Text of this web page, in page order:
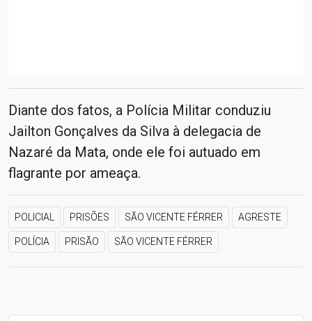
Diante dos fatos, a Polícia Militar conduziu
Jailton Gonçalves da Silva à delegacia de
Nazaré da Mata, onde ele foi autuado em
flagrante por ameaça.
POLICIAL PRISÕES SÃO VICENTE FÉRRER AGRESTE
POLÍCIA PRISÃO SÃO VICENTE FÉRRER